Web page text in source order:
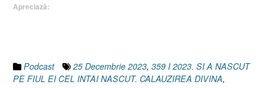
I
Galateni
Apreciază:
Podcast 25 Decembrie 2023, 359 I 2023. SI A NASCUT
PE FIUL EI CEL INTAI NASCUT. CALAUZIREA DIVINA,